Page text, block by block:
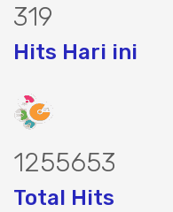
415
Hits Hari ini
1629677
Total Hits